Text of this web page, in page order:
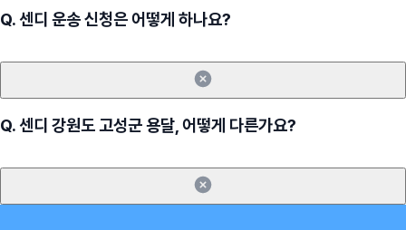
Q.센디 운송 신청은 어떻게 하나요?
Q.센디 강원도 고성군 용달, 어떻게 다른가요?